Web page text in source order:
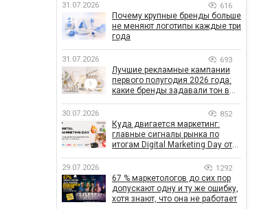
31.07.2026 616
Почему крупные бренды больше
не меняют логотипы каждые три
года
31.07.2026 693
Лучшие рекламные кампании
первого полугодия 2026 года:
какие бренды задавали тон в
30.07.2026 852
Куда двигается маркетинг:
главные сигналы рынка по
итогам Digital Marketing Day от
29.07.2026 1292
67 % маркетологов до сих пор
допускают одну и ту же ошибку,
хотя знают, что она не работает